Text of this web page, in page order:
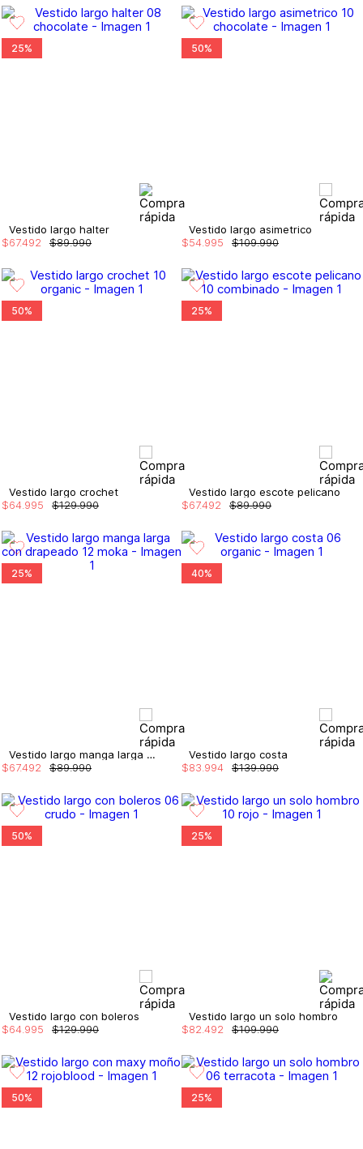
25%
Vestido largo halter
$89.990
$67.492
50%
Vestido largo asimetrico
$109.990
$54 995
50%
Vestido largo crochet
$129.990
$64 995
25%
Vestido largo escote pelicano
$89.990
$67.492
25%
Vestido largo manga larga con drapeado
$89.990
$67.492
40%
Vestido largo costa
$139.990
$83 994
50%
Vestido largo con boleros
$129.990
$64.995
25%
Vestido largo un solo hombro
$109.990
$82.492
50% 25%